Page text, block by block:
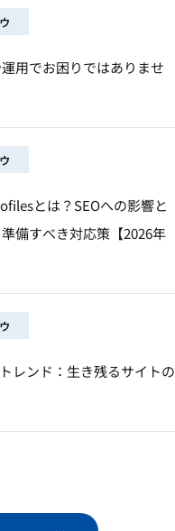
用でお困りではありませ
とは？SEOへの影響と
備すべき対応策【2026年
レンド：生き残るサイトの